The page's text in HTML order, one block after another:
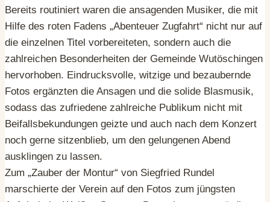
Bereits routiniert waren die ansagenden Musiker, die mit
Hilfe des roten Fadens „Abenteuer Zugfahrt“ nicht nur auf
die einzelnen Titel vorbereiteten, sondern auch die
zahlreichen Besonderheiten der Gemeinde Wutöschingen
hervorhoben. Eindrucksvolle, witzige und bezaubernde
Fotos ergänzten die Ansagen und die solide Blasmusik,
sodass das zufriedene zahlreiche Publikum nicht mit
Beifallsbekundungen geizte und auch nach dem Konzert
noch gerne sitzenblieb, um den gelungenen Abend
ausklingen zu lassen.
Zum „Zauber der Montur“ von Siegfried Rundel
marschierte der Verein auf den Fotos zum jüngsten